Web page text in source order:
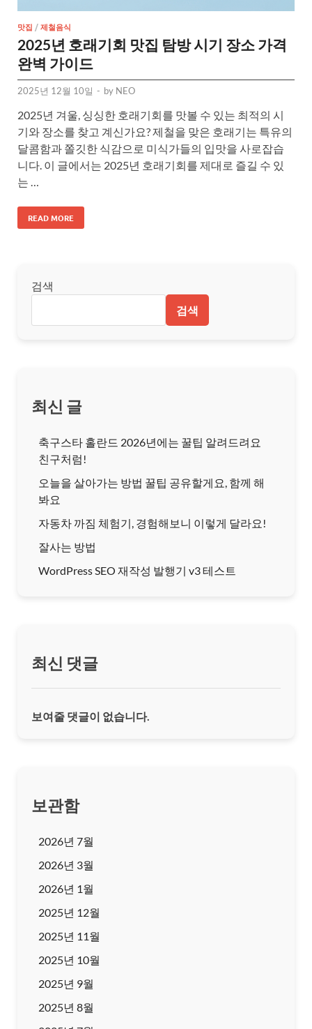
맛집 /제철음식
2025년 호래기회 맛집 탐방 시기 장소 가격
완벽 가이드
2025년 12월 10일 - by NEO
2025년 겨울, 싱싱한 호래기회를 맛볼 수 있는 최적의 시
기와 장소를 찾고 계신가요? 제철을 맞은 호래기는 특유의
달콤함과 쫄깃한 식감으로 미식가들의 입맛을 사로잡습
니다. 이 글에서는 2025년 호래기회를 제대로 즐길 수 있
는 …
READ MORE
검색
검색
최신 글
축구스타 홀란드 2026년에는 꿀팁 알려드려요
친구처럼!
오늘을 살아가는 방법 꿀팁 공유할게요, 함께 해
봐요
자동차 까짐 체험기, 경험해보니 이렇게 달라요!
잘사는 방법
WordPress SEO 재작성 발행기 v3 테스트
최신 댓글
보여줄 댓글이 없습니다.
보관함
2026년 7월
2026년 3월
2026년 1월
2025년 12월
2025년 11월
2025년 10월
2025년 9월
2025년 8월